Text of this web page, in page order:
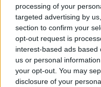
processing of your
targeted advertising by
section to confirm your
opt-out request is
interest-based ads
us or personal
your opt-out. You may
disclosure of your
Virtuális
egy applikáció, ami a
gyermekkel
Az idei
ról hozott
Ádám, a Digitális